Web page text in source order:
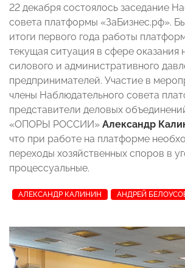
22 декабря состоялось заседание
совета платформы «ЗаБизнес.рф».
итоги первого года работы
текущая ситуация в сфере оказания
силового и административного
предпринимателей. Участие в
члены Наблюдательного совета
представители деловых
«ОПОРЫ РОССИИ» Александр
что при работе на платформе
переходы хозяйственных споров в
процессуальные.
АЛЕКСАНДР КАЛИНИН АНДРЕЙ